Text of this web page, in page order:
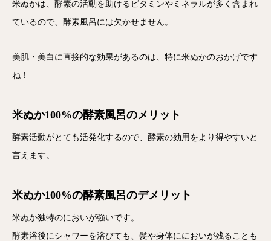
米ぬかは、酵素の活動を助けるビタミンやミネラルが多く含まれ
ているので、酵素風呂には欠かせません。
美肌・美白に直接的な効果があるのは、特に米ぬかのおかげです
ね！
米ぬか100%の酵素風呂のメリット
酵素活動がとても活発化するので、酵素の効用をより得やすいと
言えます。
米ぬか100%の酵素風呂のデメリット
米ぬか独特のにおいが強いです。
酵素浴後にシャワーを浴びても、髪や身体ににおいが残ることも